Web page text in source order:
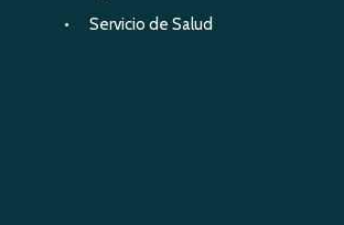
Servicio de Salud